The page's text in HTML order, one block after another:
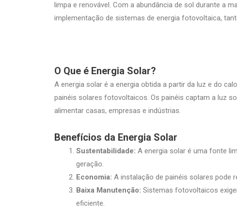
limpa e renovável. Com a abundância de sol durante a
implementação de sistemas de energia fotovoltaica,
O Que é Energia Solar?
A energia solar é a energia obtida a partir da luz e do
painéis solares fotovoltaicos. Os painéis captam a luz
alimentar casas, empresas e indústrias.
Benefícios da Energia Solar
Sustentabilidade: A energia solar é uma fonte
geração.
Economia: A instalação de painéis solares pode
Baixa Manutenção: Sistemas fotovoltaicos
eficiente.